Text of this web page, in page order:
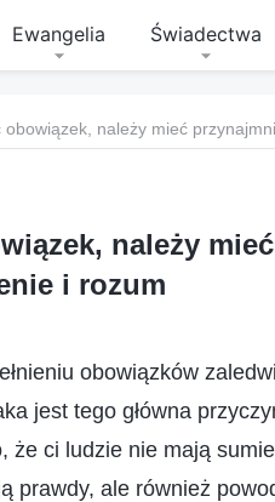
Ewangelia Świadectwa
obowiązek, należy mieć
należy
i rozum
obowiązków
jest tego główna
że ci ludzie nie mają
prawdy, ale również